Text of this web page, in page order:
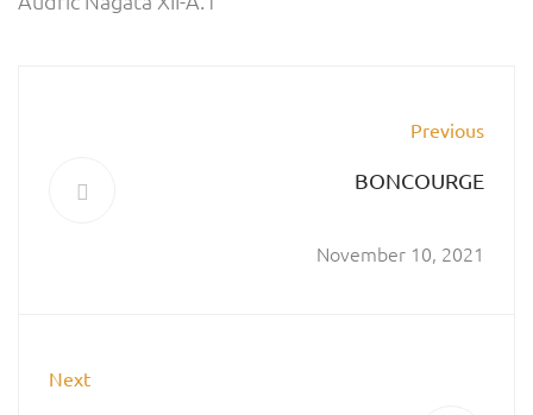
Previous
BONCOURGE
November 10, 2021
Next